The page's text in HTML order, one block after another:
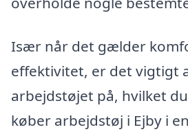
Især når det gælder
effektivitet, er det vigtigt
arbejdstøjet på, hvilket
køber arbejdstøj i Ejby i